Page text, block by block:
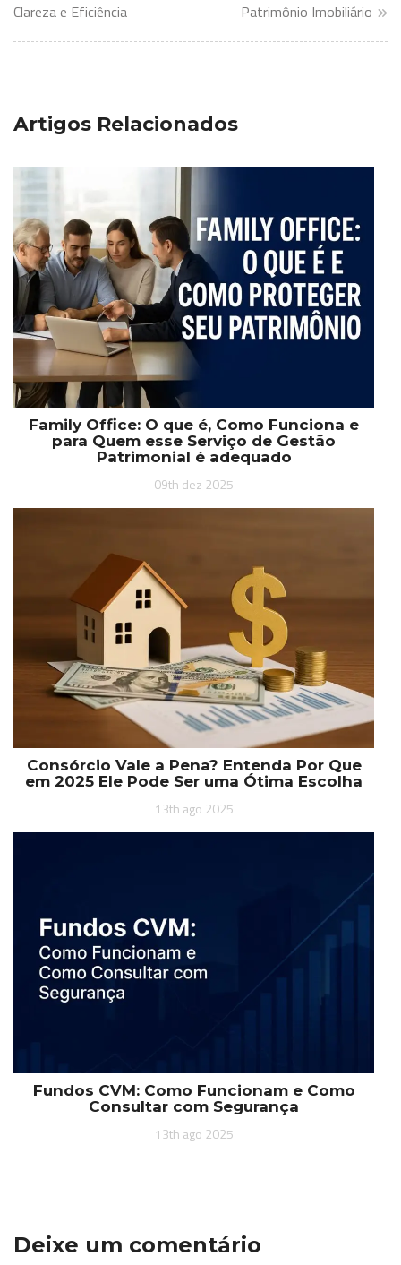
Post
Clareza e Eficiência Patrimônio Imobiliário
Artigos Relacionados
Family Office: O que é, Como Funciona e
para Quem esse Serviço de Gestão
Patrimonial é adequado
09th dez 2025
Consórcio Vale a Pena? Entenda Por Que
em 2025 Ele Pode Ser uma Ótima Escolha
13th ago 2025
Fundos CVM: Como Funcionam e Como
Consultar com Segurança
13th ago 2025
Deixe um comentário